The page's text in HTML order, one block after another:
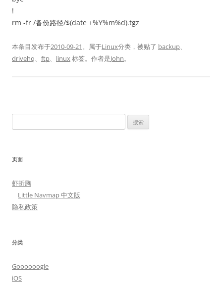
!
rm -fr /备份路径/$(date +%Y%m%d).tgz
本条目发布于2010-09-21。属于Linux分类，被贴了 backup、
drivehq、 ftp、 linux标签。 作者是John。
索：
页面
虾折腾
Little Navmap 中文版
隐私政策
分类
Goooooogle
iOS